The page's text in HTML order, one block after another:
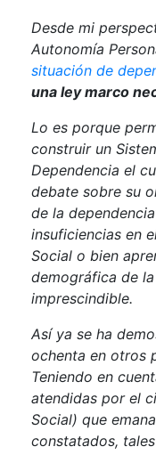
Desde mi
Autonomía
situación de
una ley marco
Lo es porque
construir un
Dependencia el
debate sobre su
de la
insuficiencias en
Social o bien
demográfica de
imprescindible.
Así ya se ha
ochenta en otros
Teniendo en
atendidas por el
Social) que
constatados,